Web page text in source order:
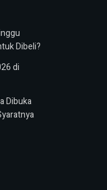
Dibeli?
di
Dibuka